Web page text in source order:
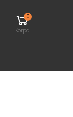
0
Korpa